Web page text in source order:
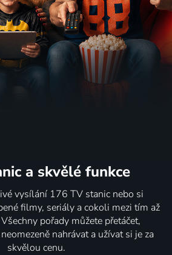
a skvělé funkce
vysílání 176 TV stanic nebo si
filmy, seriály a cokoli mezi tím až
pořady můžete přetáčet,
nahrávat a užívat si je za
skvělou cenu.